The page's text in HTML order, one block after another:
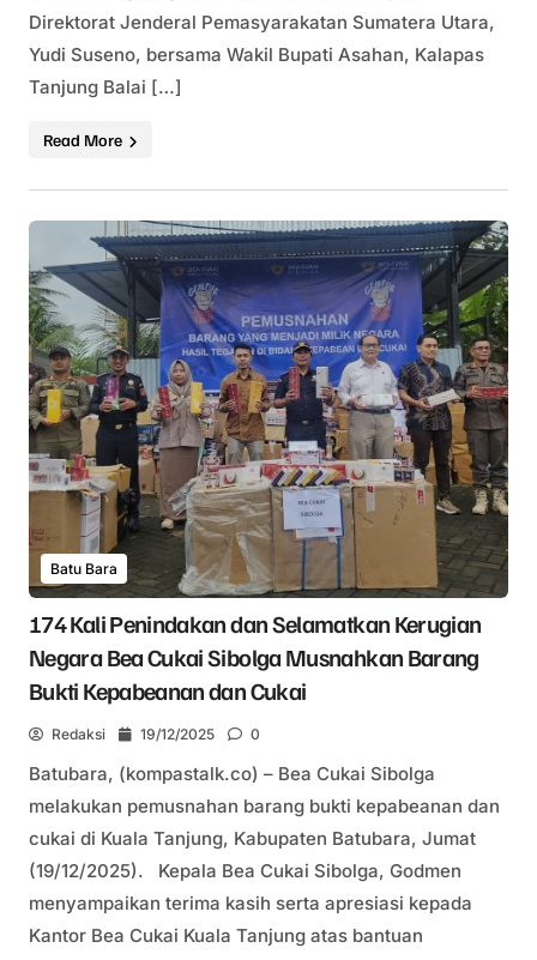
Direktorat Jenderal Pemasyarakatan Sumatera Utara,
Yudi Suseno, bersama Wakil Bupati Asahan, Kalapas
Tanjung Balai […]
Read More
Batu Bara
174 Kali Penindakan dan Selamatkan Kerugian
Negara Bea Cukai Sibolga Musnahkan Barang
Bukti Kepabeanan dan Cukai
Redaksi 19/12/2025 0
Batubara, (kompastalk.co) – Bea Cukai Sibolga
melakukan pemusnahan barang bukti kepabeanan dan
cukai di Kuala Tanjung, Kabupaten Batubara, Jumat
(19/12/2025). Kepala Bea Cukai Sibolga, Godmen
menyampaikan terima kasih serta apresiasi kepada
Kantor Bea Cukai Kuala Tanjung atas bantuan